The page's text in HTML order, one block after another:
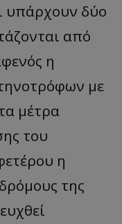
υπάρχουν δύο
από
η
με
μέτρα
του
η
της